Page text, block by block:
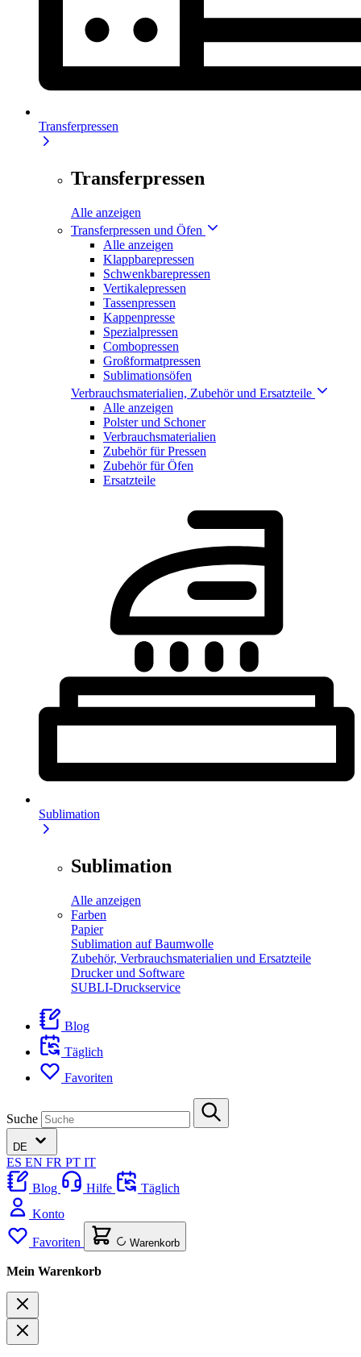
Transferpressen
Transferpressen
Alle anzeigen
Transferpressen und Öfen
Alle anzeigen
Klappbarepressen
Schwenkbarepressen
Vertikalepressen
Tassenpressen
Kappenpresse
Spezialpressen
Combopressen
Großformatpressen
Sublimationsöfen
Verbrauchsmaterialien, Zubehör und Ersatzteile
Alle anzeigen
Polster und Schoner
Verbrauchsmaterialien
Zubehör für Pressen
Zubehör für Öfen
Ersatzteile
Sublimation
Sublimation
Alle anzeigen
Farben
Papier
Sublimation auf Baumwolle
Zubehör, Verbrauchsmaterialien und Ersatzteile
Drucker und Software
SUBLI-Druckservice
Blog
Täglich
Favoriten
Suche
DE
ES EN FR PT IT
Blog
Hilfe
Täglich
Konto
Favoriten Warenkorb
Mein Warenkorb